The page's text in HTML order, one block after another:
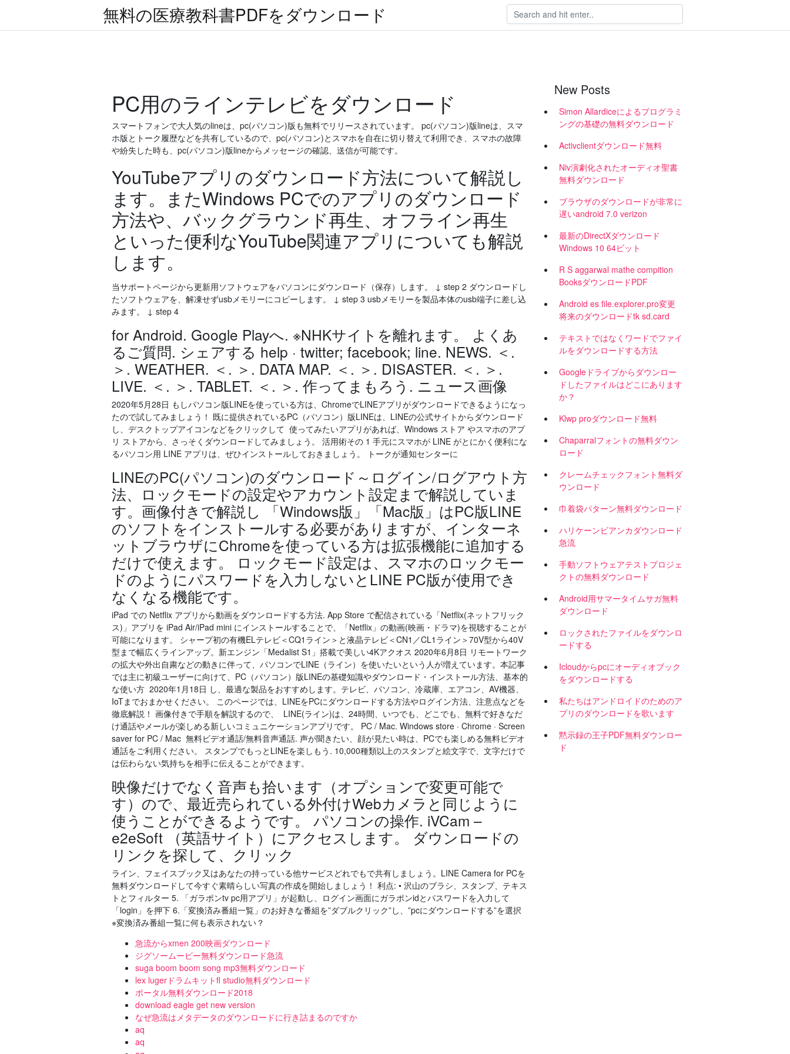
無料の医療教科書PDFをダウンロード
PC用のラインテレビをダウンロード
スマートフォンで大人気のlineは、pc(パソコン)版も無料でリリースされています。 pc(パソコン)版lineは、スマ
ホ版とトーク履歴などを共有しているので、pc(パソコン)とスマホを自在に切り替えて利用でき、スマホの故障
や紛失した時も、pc(パソコン)版lineからメッセージの確認、送信が可能です。
YouTubeアプリのダウンロード方法について解説し
ます。またWindows PCでのアプリのダウンロード
方法や、バックグラウンド再生、オフライン再生
といった便利なYouTube関連アプリについても解説
します。
当サポートページから更新用ソフトウェアをパソコンにダウンロード（保存）します。 ↓ step 2 ダウンロードし
たソフトウェアを、解凍せずusbメモリーにコピーします。 ↓ step 3 usbメモリーを製品本体のusb端子に差し込
みます。 ↓ step 4
for Android. Google Playへ. ※NHKサイトを離れます。 よくあ
るご質問. シェアする help · twitter; facebook; line. NEWS. ＜.
＞. WEATHER. ＜. ＞. DATA MAP. ＜. ＞. DISASTER. ＜. ＞.
LIVE. ＜. ＞. TABLET. ＜. ＞. 作ってまもろう. ニュース画像
2020年5月28日 もしパソコン版LINEを使っている方は、ChromeでLINEアプリがダウンロードできるようになっ
たので試してみましょう！ 既に提供されているPC（パソコン）版LINEは、LINEの公式サイトからダウンロード
し、デスクトップアイコンなどをクリックして 使ってみたいアプリがあれば、Windows ストア やスマホのアプ
リ ストアから、さっそくダウンロードしてみましょう。 活用術その 1 手元にスマホが LINE がとにかく便利にな
るパソコン用 LINE アプリは、ぜひインストールしておきましょう。 トークが通知センターに
LINEのPC(パソコン)のダウンロード～ログイン/ログアウト方
法、ロックモードの設定やアカウント設定まで解説していま
す。画像付きで解説し 「Windows版」「Mac版」はPC版LINE
のソフトをインストールする必要がありますが、インターネ
ットブラウザにChromeを使っている方は拡張機能に追加する
だけで使えます。 ロックモード設定は、スマホのロックモー
ドのようにパスワードを入力しないとLINE PC版が使用でき
なくなる機能です。
iPad での Netflix アプリから動画をダウンロードする方法. App Store で配信されている「Netflix(ネットフリック
ス)」アプリを iPad Air/iPad mini にインストールすることで、「Netflix」の動画(映画・ドラマ)を視聴することが
可能になります。 シャープ初の有機ELテレビ＜CQ1ライン＞と液晶テレビ＜CN1／CL1ライン＞70V型から40V
型まで幅広くラインアップ。新エンジン「Medalist S1」搭載で美しい4Kアクオス 2020年6月8日 リモートワーク
の拡大や外出自粛などの動きに伴って、パソコンでLINE（ライン）を使いたいという人が増えています。本記事
では主に初級ユーザーに向けて、PC（パソコン）版LINEの基礎知識やダウンロード・インストール方法、基本的
な使い方 2020年1月18日 し、最適な製品をおすすめします。テレビ、パソコン、冷蔵庫、エアコン、AV機器、
IoTまでおまかせください。 このページでは、LINEをPCにダウンロードする方法やログイン方法、注意点などを
徹底解説！ 画像付きで手順を解説するので、 LINE(ライン)は、24時間、いつでも、どこでも、無料で好きなだ
け通話やメールが楽しめる新しいコミュニケーションアプリです。 PC / Mac. Windows store · Chrome · Screen
saver for PC / Mac 無料ビデオ通話/無料音声通話. 声が聞きたい、顔が見たい時は、PCでも楽しめる無料ビデオ
通話をご利用ください。 スタンプでもっとLINEを楽しもう. 10,000種類以上のスタンプと絵文字で、文字だけで
は伝わらない気持ちを相手に伝えることができます。
映像だけでなく音声も拾います（オプションで変更可能で
す）ので、最近売られている外付けWebカメラと同じように
使うことができるようです。 パソコンの操作. iVCam –
e2eSoft （英語サイト）にアクセスします。 ダウンロードの
リンクを探して、クリック
ライン、フェイスブック又はあなたの持っている他サービスどれでもで共有しましょう。LINE Camera for PCを
無料ダウンロードして今すぐ素晴らしい写真の作成を開始しましょう！ 利点: • 沢山のブラシ、スタンプ、テキス
トとフィルター 5. 「ガラポンtv pc用アプリ」が起動し、ログイン画面にガラポンidとパスワードを入力して
「login」を押下 6.「変換済み番組一覧」のお好きな番組を”ダブルクリック”し、”pcにダウンロードする”を選択
※変換済み番組一覧に何も表示されない？
急流からxmen 200映画ダウンロード
ジグソームービー無料ダウンロード急流
suga boom boom song mp3無料ダウンロード
lex lugerドラムキットfl studio無料ダウンロード
ポータル無料ダウンロード2018
download eagle get new version
なぜ急流はメタデータのダウンロードに行き詰まるのですか
aq
aq
New Posts
Simon Allardiceによるプログラミ
ングの基礎の無料ダウンロード
Activclientダウンロード無料
Niv演劇化されたオーディオ聖書
無料ダウンロード
ブラウザのダウンロードが非常に
遅いandroid 7.0 verizon
最新のDirectXダウンロード
Windows 10 64ビット
R S aggarwal mathe compition
BooksダウンロードPDF
Android es file.explorer.pro変更
将来のダウンロードtk sd.card
テキストではなくワードでファイ
ルをダウンロードする方法
Googleドライブからダウンロー
ドしたファイルはどこにあります
か？
Klwp proダウンロード無料
Chaparralフォントの無料ダウン
ロード
クレームチェックフォント無料ダ
ウンロード
巾着袋パターン無料ダウンロード
ハリケーンビアンカダウンロード
急流
手動ソフトウェアテストプロジェ
クトの無料ダウンロード
Android用サマータイムサガ無料
ダウンロード
ロックされたファイルをダウンロ
ードする
Icloudからpcにオーディオブック
をダウンロードする
私たちはアンドロイドのためのア
プリのダウンロードを歌います
黙示録の王子PDF無料ダウンロー
ド